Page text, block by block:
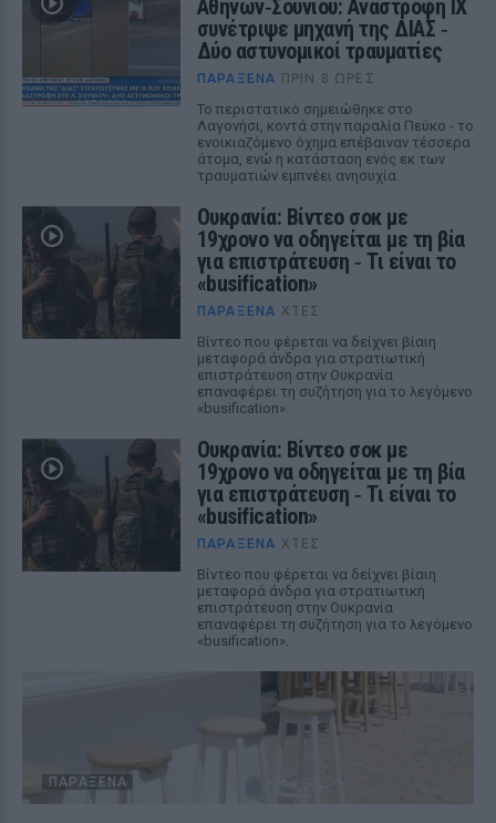
Αθηνών‑Σουνίου: Αναστροφή ΙΧ
συνέτριψε μηχανή της ΔΙΑΣ ‑
Δύο αστυνομικοί τραυματίες
ΠΑΡΆΞΕΝΑ ΠΡΙΝ 8 ΏΡΕΣ
Το περιστατικό σημειώθηκε στο
Λαγονήσι, κοντά στην παραλία Πεύκο - το
ενοικιαζόμενο όχημα επέβαιναν τέσσερα
άτομα, ενώ η κατάσταση ενός εκ των
τραυματιών εμπνέει ανησυχία.
Ουκρανία: Βίντεο σοκ με
19χρονο να οδηγείται με τη βία
για επιστράτευση ‑ Τι είναι το
«busification»
ΠΑΡΆΞΕΝΑ ΧΤΕΣ
Βίντεο που φέρεται να δείχνει βίαιη
μεταφορά άνδρα για στρατιωτική
επιστράτευση στην Ουκρανία
επαναφέρει τη συζήτηση για το λεγόμενο
«busification».
Ουκρανία: Βίντεο σοκ με
19χρονο να οδηγείται με τη βία
για επιστράτευση ‑ Τι είναι το
«busification»
ΠΑΡΆΞΕΝΑ ΧΤΕΣ
Βίντεο που φέρεται να δείχνει βίαιη
μεταφορά άνδρα για στρατιωτική
επιστράτευση στην Ουκρανία
επαναφέρει τη συζήτηση για το λεγόμενο
«busification».
ΠΑΡΆΞΕΝΑ